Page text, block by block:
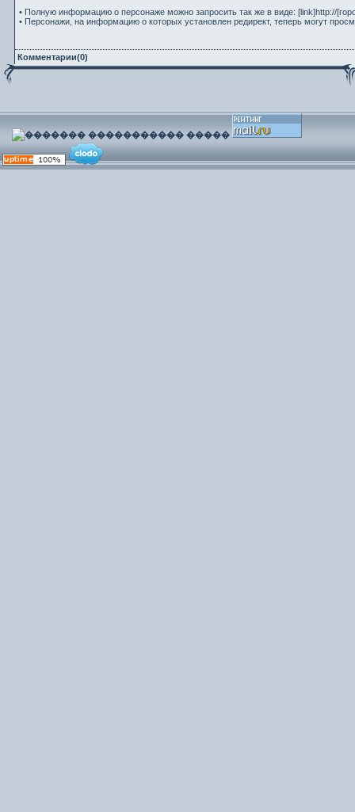
• Полную информацию о персонаже можно запросить так же в виде: [link]http://
• Персонажи, на информацию о которых установлен редирект, теперь могут
Комментарии(0)